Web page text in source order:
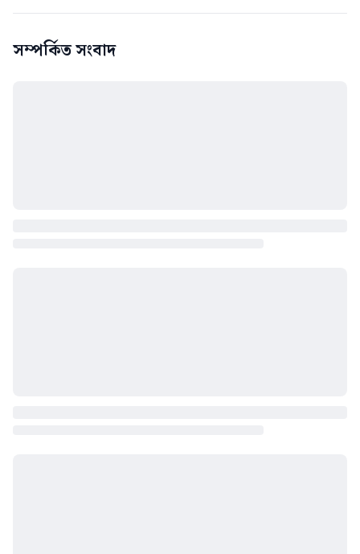
সম্পর্কিত সংবাদ